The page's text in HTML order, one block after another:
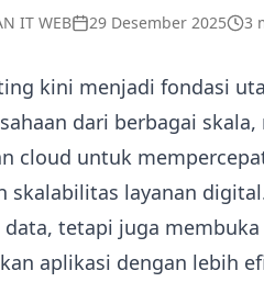
IT WEB 29 Desember 2025 3
kini menjadi fondasi
dari berbagai
cloud untuk
skalabilitas layanan
data, tetapi juga
aplikasi dengan lebih